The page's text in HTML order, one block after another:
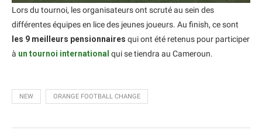
Lors du tournoi, les organisateurs ont scruté au sein des
différentes équipes en lice des jeunes joueurs. Au finish, ce sont
les 9 meilleurs pensionnaires qui ont été retenus pour participer
à un tournoi international qui se tiendra au Cameroun.
NEW ORANGE FOOTBALL CHANGE